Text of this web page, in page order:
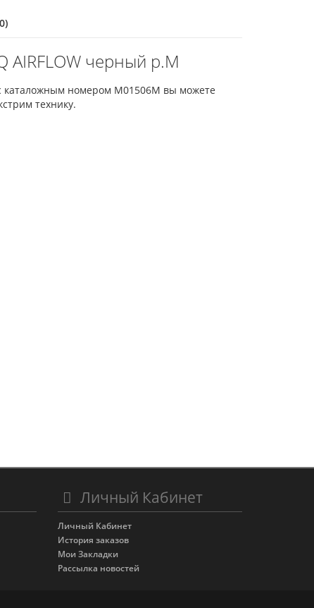
AIRFLOW черный р.M
каталожным номером M01506M вы можете
технику.
Личный Кабинет
Личный Кабинет
История заказов
Мои Закладки
Рассылка новостей